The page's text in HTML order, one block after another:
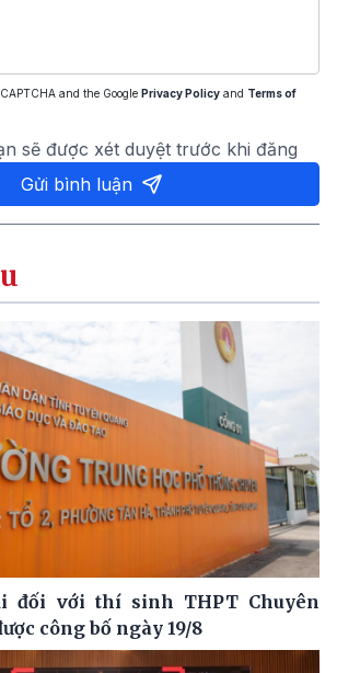
and the Google Privacy Policy and Terms of
sẽ được xét duyệt trước khi đăng
Gửi bình luận
đối với thí sinh THPT Chuyên
công bố ngày 19/8